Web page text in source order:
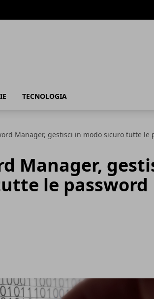
TECNOLOGIA
Manager, gestisci in modo sicuro tutte le
Manager,
le password